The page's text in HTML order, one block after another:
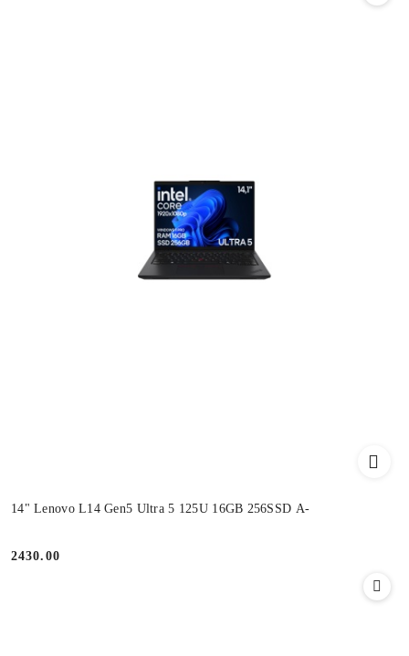
14" Lenovo L14 Gen5 Ultra 5 125U 16GB 256SSD A-
Cena:
2430.00